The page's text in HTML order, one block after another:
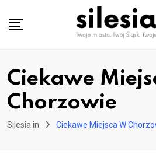
Ciekawe
Chorzowie
Silesia.in Ciekawe Miejsca W